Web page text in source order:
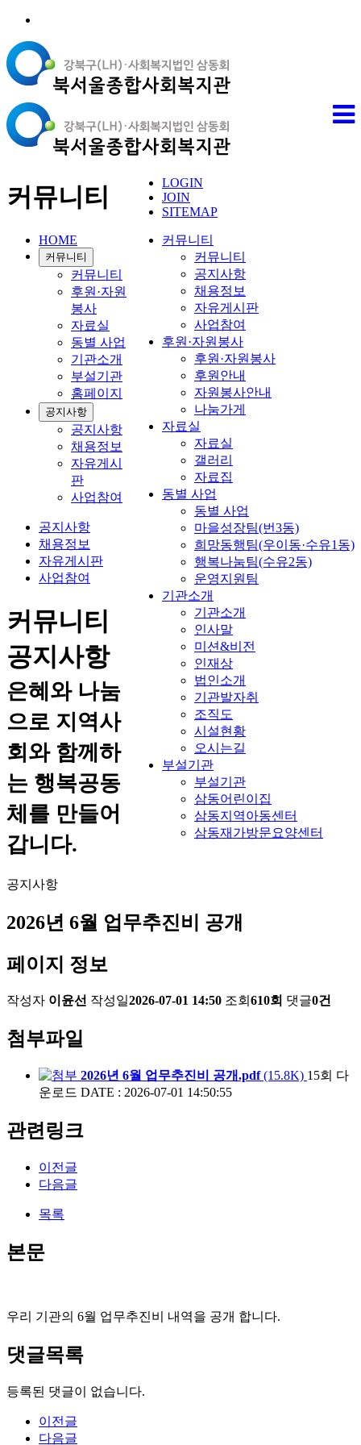
LOGIN
JOIN
SITEMAP
커뮤니티
커뮤니티
공지사항
채용정보
자유게시판
사업참여
후원·자원봉사
후원·자원봉사
후원안내
자원봉사안내
나눔가게
자료실
자료실
갤러리
자료집
동별 사업
동별 사업
마을성장팀(번3동)
희망동행팀(우이동·수유1동)
행복나눔팀(수유2동)
운영지원팀
기관소개
기관소개
인사말
미션&비전
인재상
법인소개
기관발자취
조직도
시설현황
오시는길
부설기관
부설기관
삼동어린이집
삼동지역아동센터
삼동재가방문요양센터
커뮤니티
HOME
커뮤니티
커뮤니티
후원·자원
봉사
자료실
동별 사업
기관소개
부설기관
홈페이지
공지사항
공지사항
채용정보
자유게시
판
사업참여
공지사항
채용정보
자유게시판
사업참여
커뮤니티
공지사항
은혜와 나눔
으로 지역사
회와 함께하
는 행복공동
체를 만들어
갑니다.
공지사항
2026년 6월 업무추진비 공개
페이지 정보
작성자 이윤선 작성일2026-07-01 14:50 조회 610회 댓글0건
첨부파일
2026년 6월 업무추진비 공개.pdf(15.8K) 15회 다
운로드 DATE : 2026-07-01 14:50:55
관련링크
이전글
다음글
목록
본문
우리 기관의 6월 업무추진비 내역을 공개 합니다.
댓글목록
등록된 댓글이 없습니다.
이전글
다음글